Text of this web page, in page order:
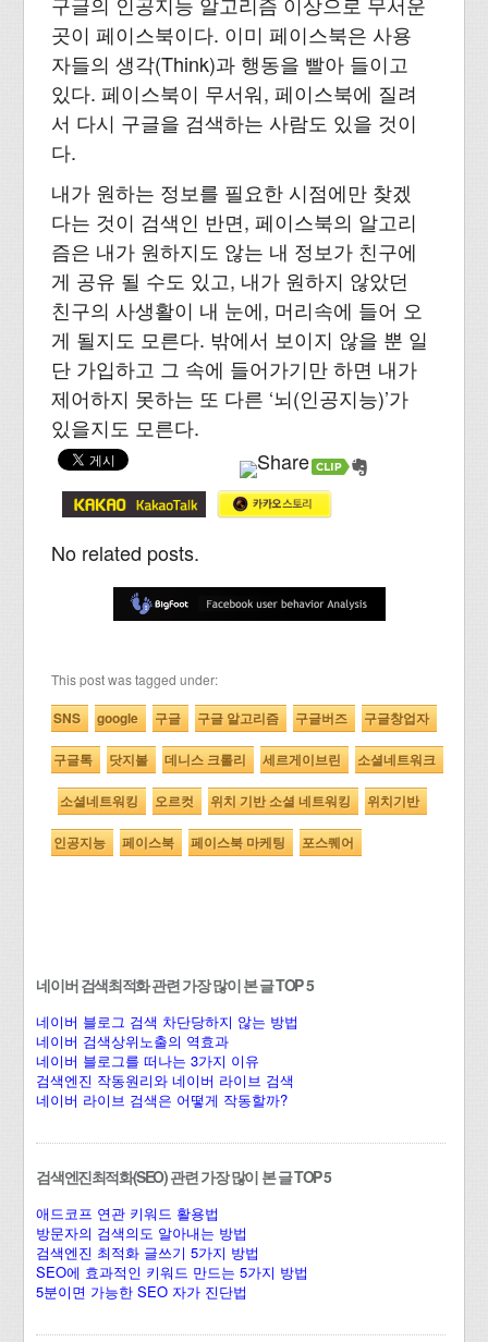
곳이 페이스북이다. 이미 페이스북은 사용
자들의 생각(Think)과 행동을 빨아 들이고
있다. 페이스북이 무서워, 페이스북에 질려
서 다시 구글을 검색하는 사람도 있을 것이
다.
내가 원하는 정보를 필요한 시점에만 찾겠
다는 것이 검색인 반면, 페이스북의 알고리
즘은 내가 원하지도 않는 내 정보가 친구에
게 공유 될 수도 있고, 내가 원하지 않았던
친구의 사생활이 내 눈에, 머리속에 들어 오
게 될지도 모른다. 밖에서 보이지 않을 뿐 일
단 가입하고 그 속에 들어가기만 하면 내가
제어하지 못하는 또 다른 ‘뇌(인공지능)’가
있을지도 모른다.
No related posts.
This post was tagged under:
SNS google 구글 구글 알고리즘 구글버즈 구글창업자
구글톡 닷지볼 데니스 크롤리 세르게이브린 소셜네트워크
소셜네트워킹 오르컷 위치 기반 소셜 네트워킹 위치기반
인공지능 페이스북 페이스북 마케팅 포스퀘어
네이버 검색최적화 관련 가장 많이 본 글 TOP 5
네이버 블로그 검색 차단당하지 않는 방법
네이버 검색상위노출의 역효과
네이버 블로그를 떠나는 3가지 이유
검색엔진 작동원리와 네이버 라이브 검색
네이버 라이브 검색은 어떻게 작동할까?
검색엔진최적화(SEO) 관련 가장 많이 본 글 TOP 5
애드코프 연관 키워드 활용법
방문자의 검색의도 알아내는 방법
검색엔진 최적화 글쓰기 5가지 방법
SEO에 효과적인 키워드 만드는 5가지 방법
5분이면 가능한 SEO 자가 진단법